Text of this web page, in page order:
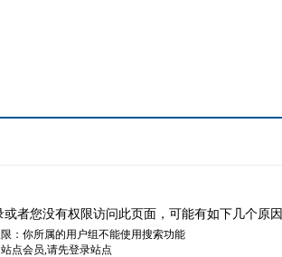
或者您没有权限访问此页面，可能有如下几个原因
：你所属的用户组不能使用搜索功能
点会员,请先登录站点